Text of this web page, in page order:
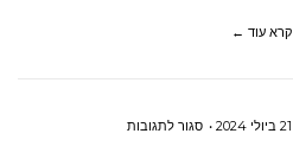
קרא עוד ←
21 ביולי 2024 סגור לתגובותעל